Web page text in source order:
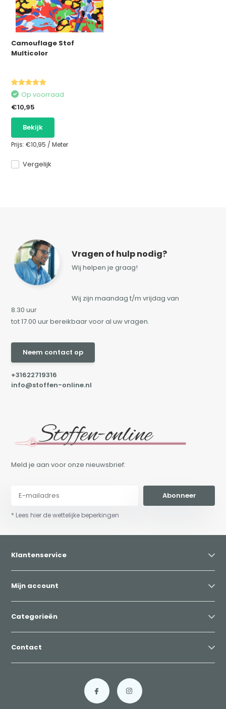
Camouflage Stof
Multicolor
Vergelijk
Op voorraad
€10,95
Bekijk
Prijs:€10,95 /Meter
Vragen of hulp nodig?
Wij helpen je graag!
Wij zijn maandag t/m vrijdag van
8.30 uur
tot 17.00 uur bereikbaar voor al uw vragen.
Neem contact op
+31622719316
info@stoffen-online.nl
Meld je aan voor onze nieuwsbrief:
Abonneer
* Lees hier de wettelijke beperkingen
Klantenservice
Mijn account
Categorieën
Contact